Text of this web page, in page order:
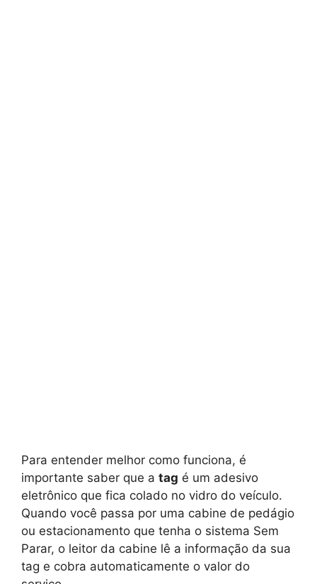
Para entender melhor como funciona, é
importante saber que a tag é um adesivo
eletrônico que fica colado no vidro do veículo.
Quando você passa por uma cabine de pedágio
ou estacionamento que tenha o sistema Sem
Parar, o leitor da cabine lê a informação da sua
tag e cobra automaticamente o valor do